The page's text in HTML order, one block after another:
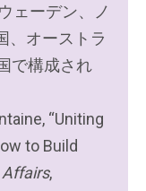
ェーデン、ノ
、オーストラ
で構成され
“Uniting
to Build
Affairs,